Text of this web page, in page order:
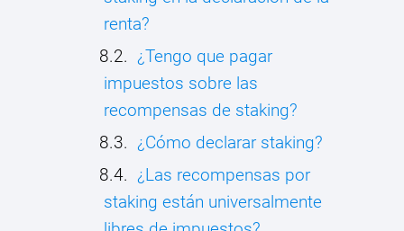
renta?
¿Tengo que pagar
impuestos sobre las
recompensas de staking?
¿Cómo declarar staking?
¿Las recompensas por
staking están universalmente